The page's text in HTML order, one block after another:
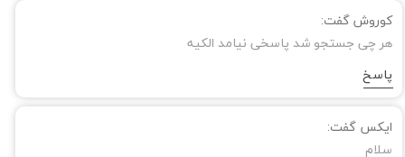
کوروش گفت:
هر چی جستجو شد پاسخی نیامد الکیه
پاسخ
ایکس گفت:
سلام